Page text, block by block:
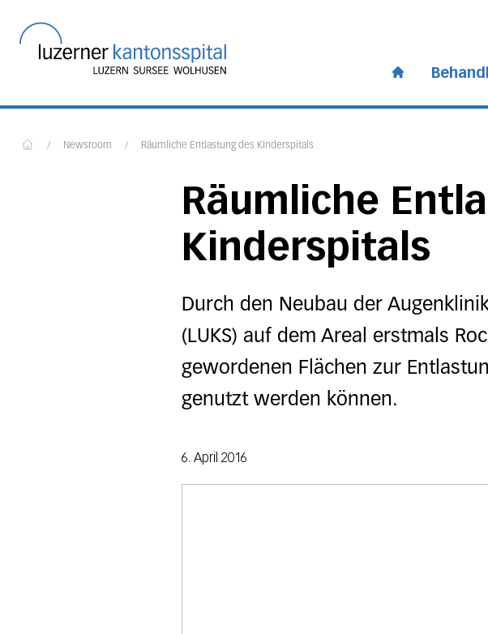
/ Newsroom / Räumliche Entlastung des Kinderspitals
Räumliche
Kinderspitals
Durch den Neubau der
(LUKS) auf dem Areal erstmals
gewordenen Flächen zur
genutzt werden können.
6. April 2016